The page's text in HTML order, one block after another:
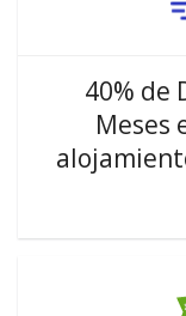
40% de
Meses